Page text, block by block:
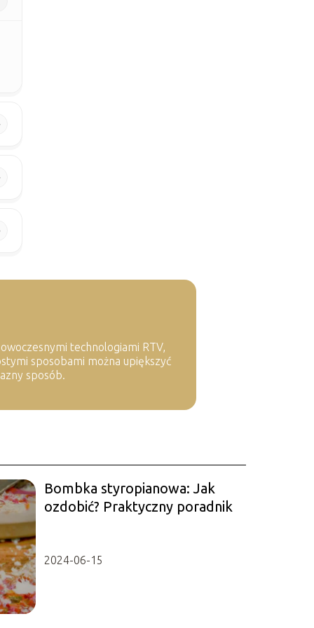
technologiami RTV,
sposobami można upiększyć
sposób.
Bombka styropianowa: Jak
ozdobić? Praktyczny poradnik
2024-06-15